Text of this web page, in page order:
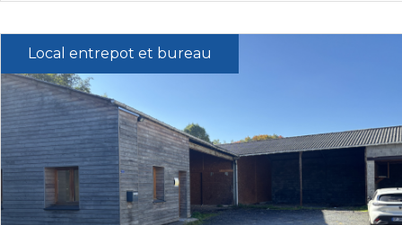
Local entrepot et bureau